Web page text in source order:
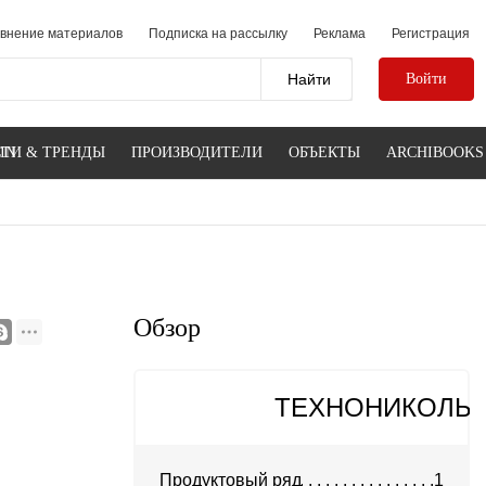
материалов Подписка на рассылку Реклама Регистрация
Войти
& ТРЕНДЫ ПРОИЗВОДИТЕЛИ ОБЪЕКТЫ ARCHIBOOKS
Обзор
ТЕХНОНИКОЛЬ
Продуктовый ряд
1